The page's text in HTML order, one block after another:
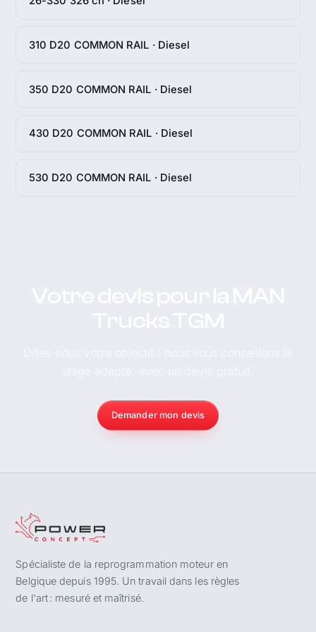
310 D20 COMMON RAIL · Diesel
350 D20 COMMON RAIL · Diesel
430 D20 COMMON RAIL · Diesel
530 D20 COMMON RAIL · Diesel
Demander mon devis
Spécialiste de la reprogrammation moteur en
Belgique depuis 1995. Un travail dans les règles
de l'art : mesuré et maîtrisé.